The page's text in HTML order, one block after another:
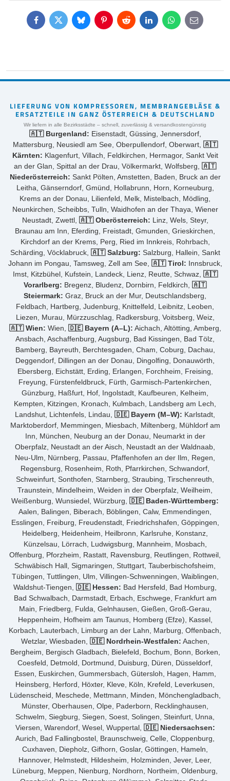
FacebookTwitterBlueskyPinterestReddit LinkedInWhatsApp
E-
mail
LIEFERUNG VON KOMPRESSOREN, MEMBRANGEBLÄSE &
ERSATZTEILE IN GANZ ÖSTERREICH & DEUTSCHLAND
Wir liefern in alle Bezirksstädte – schnell, zuverlässig & versandkostengünstig
🇦🇹 Burgenland: Eisenstadt, Güssing, Jennersdorf,
Mattersburg, Neusiedl am See, Oberpullendorf, Oberwart, 🇦🇹
Kärnten: Klagenfurt, Villach, Feldkirchen, Hermagor, Sankt Veit
an der Glan, Spittal an der Drau, Völkermarkt, Wolfsberg, 🇦🇹
Niederösterreich: Sankt Pölten, Amstetten, Baden, Bruck an der
Leitha, Gänserndorf, Gmünd, Hollabrunn, Horn, Korneuburg,
Krems an der Donau, Lilienfeld, Melk, Mistelbach, Mödling,
Neunkirchen, Scheibbs, Tulln, Waidhofen an der Thaya, Wiener
Neustadt, Zwettl, 🇦🇹 Oberösterreich: Linz, Wels, Steyr,
Braunau am Inn, Eferding, Freistadt, Gmunden, Grieskirchen,
Kirchdorf an der Krems, Perg, Ried im Innkreis, Rohrbach,
Schärding, Vöcklabruck, 🇦🇹 Salzburg: Salzburg, Hallein, Sankt
Johann im Pongau, Tamsweg, Zell am See, 🇦🇹 Tirol: Innsbruck,
Imst, Kitzbühel, Kufstein, Landeck, Lienz, Reutte, Schwaz, 🇦🇹
Vorarlberg: Bregenz, Bludenz, Dornbirn, Feldkirch, 🇦🇹
Steiermark: Graz, Bruck an der Mur, Deutschlandsberg,
Feldbach, Hartberg, Judenburg, Knittelfeld, Leibnitz, Leoben,
Liezen, Murau, Mürzzuschlag, Radkersburg, Voitsberg, Weiz,
🇦🇹 Wien: Wien, 🇩🇪 Bayern (A–L): Aichach, Altötting, Amberg,
Ansbach, Aschaffenburg, Augsburg, Bad Kissingen, Bad Tölz,
Bamberg, Bayreuth, Berchtesgaden, Cham, Coburg, Dachau,
Deggendorf, Dillingen an der Donau, Dingolfing, Donauwörth,
Ebersberg, Eichstätt, Erding, Erlangen, Forchheim, Freising,
Freyung, Fürstenfeldbruck, Fürth, Garmisch-Partenkirchen,
Günzburg, Haßfurt, Hof, Ingolstadt, Kaufbeuren, Kelheim,
Kempten, Kitzingen, Kronach, Kulmbach, Landsberg am Lech,
Landshut, Lichtenfels, Lindau, 🇩🇪 Bayern (M–W): Karlstadt,
Marktoberdorf, Memmingen, Miesbach, Miltenberg, Mühldorf am
Inn, München, Neuburg an der Donau, Neumarkt in der
Oberpfalz, Neustadt an der Aisch, Neustadt an der Waldnaab,
Neu-Ulm, Nürnberg, Passau, Pfaffenhofen an der Ilm, Regen,
Regensburg, Rosenheim, Roth, Pfarrkirchen, Schwandorf,
Schweinfurt, Sonthofen, Starnberg, Straubing, Tirschenreuth,
Traunstein, Mindelheim, Weiden in der Oberpfalz, Weilheim,
Weißenburg, Wunsiedel, Würzburg, 🇩🇪 Baden-Württemberg:
Aalen, Balingen, Biberach, Böblingen, Calw, Emmendingen,
Esslingen, Freiburg, Freudenstadt, Friedrichshafen, Göppingen,
Heidelberg, Heidenheim, Heilbronn, Karlsruhe, Konstanz,
Künzelsau, Lörrach, Ludwigsburg, Mannheim, Mosbach,
Offenburg, Pforzheim, Rastatt, Ravensburg, Reutlingen, Rottweil,
Schwäbisch Hall, Sigmaringen, Stuttgart, Tauberbischofsheim,
Tübingen, Tuttlingen, Ulm, Villingen-Schwenningen, Waiblingen,
Waldshut-Tiengen, 🇩🇪 Hessen: Bad Hersfeld, Bad Homburg,
Bad Schwalbach, Darmstadt, Erbach, Eschwege, Frankfurt am
Main, Friedberg, Fulda, Gelnhausen, Gießen, Groß-Gerau,
Heppenheim, Hofheim am Taunus, Homberg (Efze), Kassel,
Korbach, Lauterbach, Limburg an der Lahn, Marburg, Offenbach,
Wetzlar, Wiesbaden, 🇩🇪 Nordrhein-Westfalen: Aachen,
Bergheim, Bergisch Gladbach, Bielefeld, Bochum, Bonn, Borken,
Coesfeld, Detmold, Dortmund, Duisburg, Düren, Düsseldorf,
Essen, Euskirchen, Gummersbach, Gütersloh, Hagen, Hamm,
Heinsberg, Herford, Höxter, Kleve, Köln, Krefeld, Leverkusen,
Lüdenscheid, Meschede, Mettmann, Minden, Mönchengladbach,
Münster, Oberhausen, Olpe, Paderborn, Recklinghausen,
Schwelm, Siegburg, Siegen, Soest, Solingen, Steinfurt, Unna,
Viersen, Warendorf, Wesel, Wuppertal, 🇩🇪 Niedersachsen:
Aurich, Bad Fallingbostel, Braunschweig, Celle, Cloppenburg,
Cuxhaven, Diepholz, Gifhorn, Goslar, Göttingen, Hameln,
Hannover, Helmstedt, Hildesheim, Holzminden, Jever, Leer,
Lüneburg, Meppen, Nienburg, Nordhorn, Northeim, Oldenburg,